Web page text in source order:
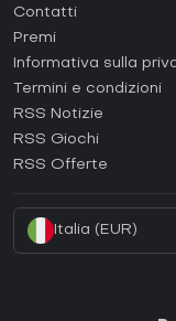
Come attivare una
Come attivare una
Come attivare una
Come attivare una
Contatti
Premi
Informativa sulla
Termini e condizioni
RSS Notizie
RSS Giochi
RSS Offerte
Italia (EUR)